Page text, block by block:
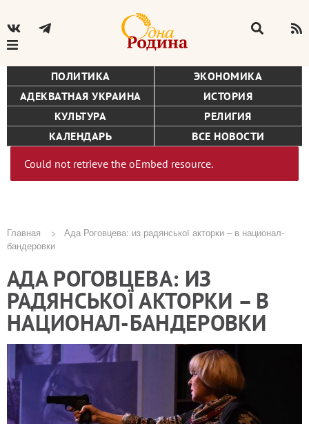
ПОЛИТИКА
ЭКОНОМИКА
АДЕКВАТНАЯ УКРАИНА
ИСТОРИЯ
КУЛЬТУРА
РЕЛИГИЯ
КАЛЕНДАРЬ
ВСЕ НОВОСТИ
Сообщение
ошибке
Could not retrieve the oEmbed resource.
Строка
навигации
Главная
Ада Роговцева: из радянської акторки – в национал-
бандеровки
АДА РОГОВЦЕВА: ИЗ
РАДЯНСЬКОЇ АКТОРКИ – В
НАЦИОНАЛ-БАНДЕРОВКИ